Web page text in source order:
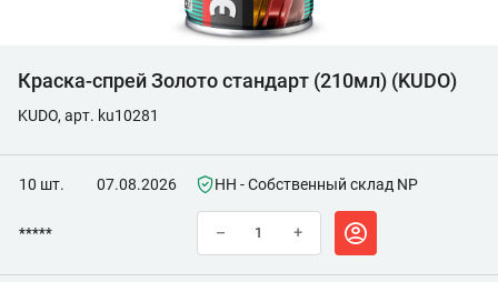
Краска-спрей Золото стандарт (210мл) (KUDO)
KUDO, арт. ku10281
10 шт. 07.08.2026 НН - Собственный склад NP
***** – +